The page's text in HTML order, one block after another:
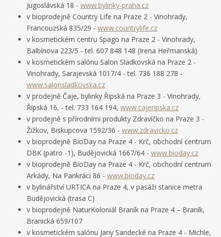
Jugoslávská 18 -www.bylinky-praha.cz
v bioprodejně Country Life na Praze 2 - Vinohrady,
Francouzská 835/29 -www.countrylife.cz
v kosmetickém centru Spago na Praze 2 - Vinohrady,
Balbínova 223/5 - tel. 607 848 148 (Irena Heřmanská)
v kosmetickém salónu Salon Sladkovská na Praze 2 -
Vinohrady, Sarajevská 1017/4 - tel. 736 188 278 -
www.salonsladkovska.cz
v prodejně Čaje, bylinky Řipská na Praze 3 - Vinohrady,
Řipská 16, - tel. 733 164 194,www.cajeripska.cz
v prodejně s přírodními produkty Zdravíčko na Praze 3 -
Žižkov, Biskupcova 1592/36 -www.zdravicko.cz
v bioprodejně BioDay na Praze 4 - Krč, obchodní centrum
DBK (patro -1), Budějovická 1667/64 -www.bioday.cz
v bioprodejně BioDay na Praze 4 - Krč, obchodní centrum
Arkády, Na Pankráci 86 -www.bioday.cz
v bylinářství URTICA na Praze 4, v pasáži stanice metra
Budějovická (trasa C)
v bioprodejně NaturKoloniál Braník na Praze 4 – Braník,
Branická 659/107
v kosmetickém salónu Jany Sandecké na Praze 4 - Michle,